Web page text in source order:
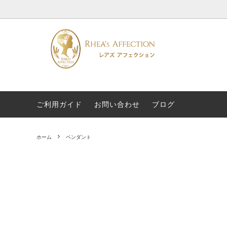
名前から選ぶ
糸の交換
ご利用ガイド お問い合わせ ブログ
ホーム ペンダント